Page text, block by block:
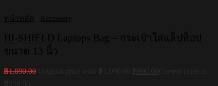
หน้าหลัก Accessory
HI-SHIELD Laptops Bag – กระเป๋าใส่แล็ปท็อป
ขนาด 13 นิ้ว
฿1,090.00